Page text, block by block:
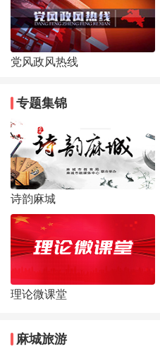
党风政风热线
专题集锦
诗韵麻城
理论微课堂
麻城旅游